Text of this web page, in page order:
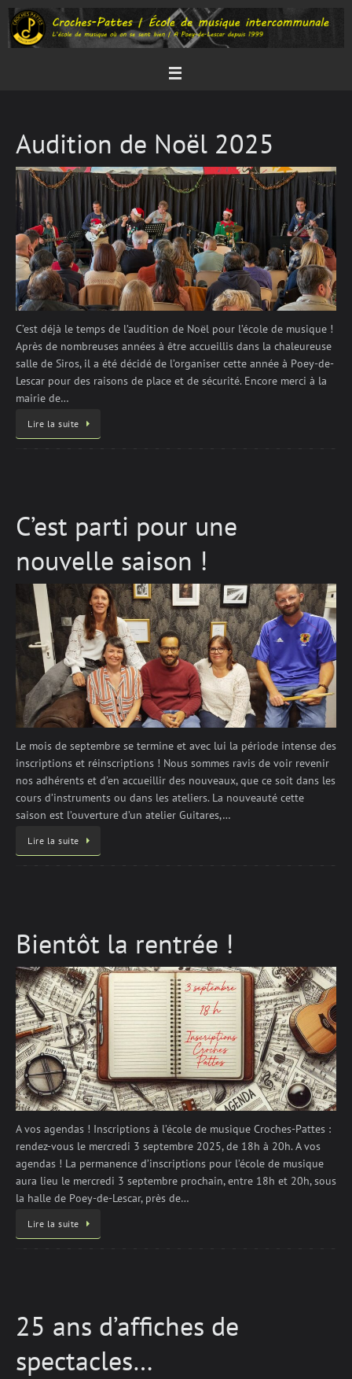
Passer
contenu
Audition de Noël 2025
C’est déjà le temps de l’audition de Noël pour l’école de musique !
Après de nombreuses années à être accueillis dans la chaleureuse
salle de Siros, il a été décidé de l’organiser cette année à Poey-de-
Lescar pour des raisons de place et de sécurité. Encore merci à la
mairie de…
Lire la suite
C’est parti pour une
nouvelle saison !
Le mois de septembre se termine et avec lui la période intense des
inscriptions et réinscriptions ! Nous sommes ravis de voir revenir
nos adhérents et d’en accueillir des nouveaux, que ce soit dans les
cours d’instruments ou dans les ateliers. La nouveauté cette
saison est l’ouverture d’un atelier Guitares,…
Lire la suite
Bientôt la rentrée !
A vos agendas ! Inscriptions à l’école de musique Croches-Pattes :
rendez-vous le mercredi 3 septembre 2025, de 18h à 20h. A vos
agendas ! La permanence d’inscriptions pour l’école de musique
aura lieu le mercredi 3 septembre prochain, entre 18h et 20h, sous
la halle de Poey-de-Lescar, près de…
Lire la suite
25 ans d’affiches de
spectacles…